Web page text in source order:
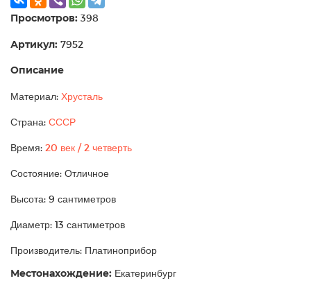
Просмотров: 398
Артикул: 7952
Описание
Материал: Хрусталь
Страна: СССР
Время: 20 век / 2 четверть
Состояние: Отличное
Высота: 9 сантиметров
Диаметр: 13 сантиметров
Производитель: Платиноприбор
Местонахождение: Екатеринбург